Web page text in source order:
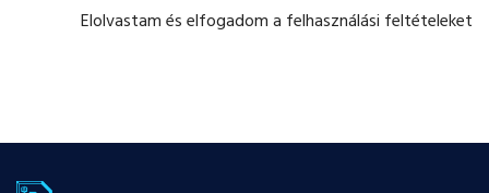
Elolvastam és elfogadom a felhasználási feltételeket